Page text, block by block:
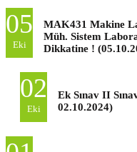
05
Eki
MAK431 Makine
Müh. Sistem
Dikkatine !
02
Eki
Ek Sınav II
02.10.2024)